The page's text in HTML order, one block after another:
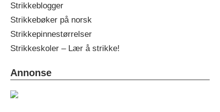
Strikkeblogger
Strikkebøker på norsk
Strikkepinnestørrelser
Strikkeskoler – Lær å strikke!
Annonse